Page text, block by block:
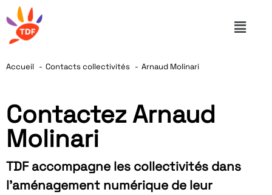
Accueil Contacts collectivités Arnaud Molinari
Contactez Arnaud
Molinari
TDF accompagne les collectivités dans
l’aménagement numérique de leur